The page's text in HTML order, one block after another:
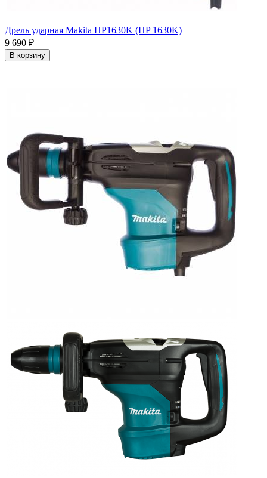
Дрель ударная Makita HP1630K (HP 1630K)
9 690 ₽
В корзину